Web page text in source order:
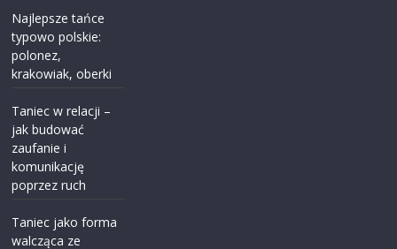
Najlepsze tańce
typowo polskie:
polonez,
krakowiak, oberki
Taniec w relacji –
jak budować
zaufanie i
komunikację
poprzez ruch
Taniec jako forma
walcząca ze